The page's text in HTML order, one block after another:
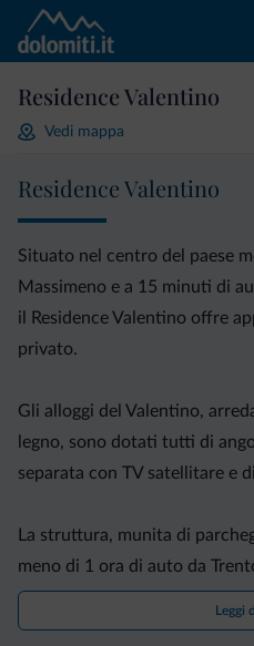
Residence Valentino
Vedi mappa
Residence Valentino
Situato nel centro del paese
Massimeno e a 15 minuti di
il Residence Valentino offre
privato.
Gli alloggi del Valentino,
legno, sono dotati tutti di
separata con TV satellitare e
La struttura, munita di
meno di 1 ora di auto da
visitare il Parco Naturale
Leggi